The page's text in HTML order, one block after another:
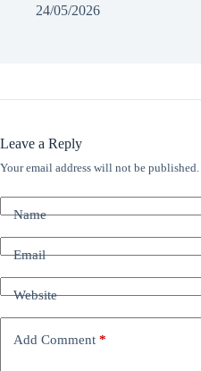
24/05/2026
Leave a Reply
Your email address will not be published.
Name
Email
Website
Add Comment *